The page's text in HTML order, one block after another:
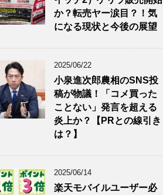
か？転売ヤー涙目？！気
になる現状と今後の展望
2025/06/22
小泉進次郎農相のSNS投
稿が物議！「コメ買った
ことない」発言を超える
炎上か？【PRとの線引き
は？】
2025/06/14
楽天モバイルユーザー必